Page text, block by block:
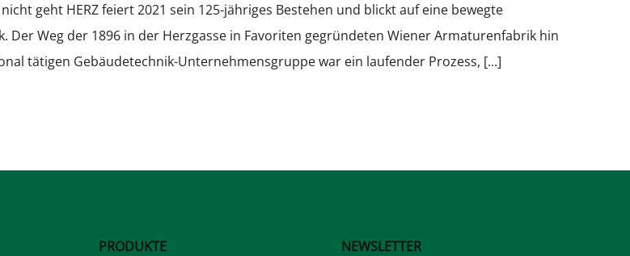
nicht geht HERZ feiert 2021 sein 125-jähriges Bestehen und blickt auf eine bewegte
Der Weg der 1896 in der Herzgasse in Favoriten gegründeten Wiener Armaturenfabrik hin
tätigen Gebäudetechnik-Unternehmensgruppe war ein laufender Prozess, [...]
PRODUKTE NEWSLETTER